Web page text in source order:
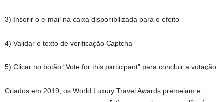
3) Inserir o e-mail na caixa disponibilizada para o efeito
4) Validar o texto de verificação Captcha
5) Clicar no botão “Vote for this participant” para concluir a votação
Criados em 2019, os World Luxury Travel Awards premeiam e